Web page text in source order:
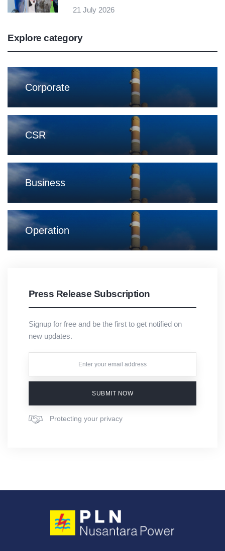
21 July 2026
Explore category
Corporate
CSR
Business
Operation
Press Release Subscription
Signup for free and be the first to get notified on
new updates.
SUBMIT NOW
Protecting your privacy